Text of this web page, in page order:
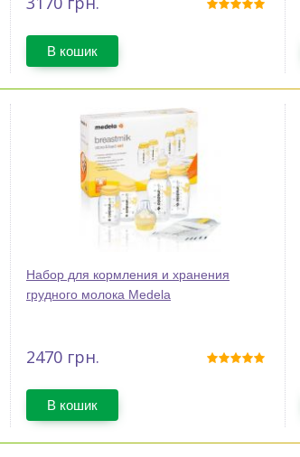
В кошик
Набор для кормления и хранения
грудного молока Medela
2470 грн.
В кошик